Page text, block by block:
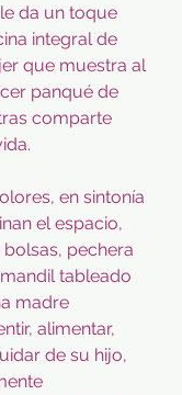
da un toque
integral de
que muestra al
panqué de
comparte
en sintonía
el espacio,
pechera
tableado
madre
alimentar,
de su hijo,